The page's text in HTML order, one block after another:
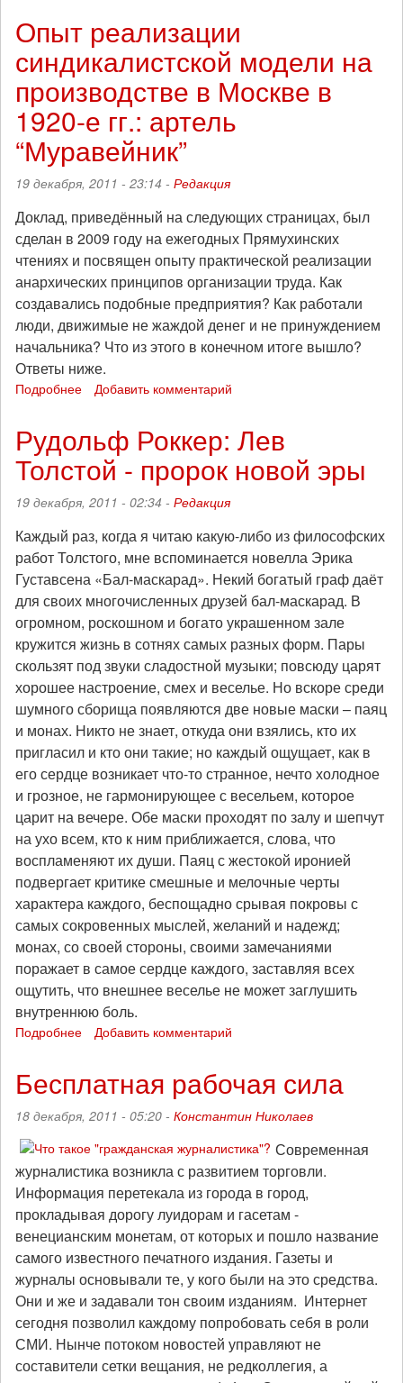
анархо-
движении:
1886
Опыт реализации
синдикалистской модели на
производстве в Москве в
1920-е гг.: артель
“Муравейник”
19 декабря, 2011 - 23:14 - Редакция
Доклад, приведённый на следующих страницах, был
сделан в 2009 году на ежегодных Прямухинских
чтениях и посвящен опыту практической реализации
анархических принципов организации труда. Как
создавались подобные предприятия? Как работали
люди, движимые не жаждой денег и не принуждением
начальника? Что из этого в конечном итоге вышло?
Ответы ниже.
Подробнее
синдикалистской
модели
на
производстве
в
Москве
в
1920-
е гг.:
артель
“Муравейник”
Добавить комментарий
Рудольф Роккер: Лев
Толстой - пророк новой эры
19 декабря, 2011 - 02:34 - Редакция
Каждый раз, когда я читаю какую-либо из философских
работ Толстого, мне вспоминается новелла Эрика
Густавсена «Бал-маскарад». Некий богатый граф даёт
для своих многочисленных друзей бал-маскарад. В
огромном, роскошном и богато украшенном зале
кружится жизнь в сотнях самых разных форм. Пары
скользят под звуки сладостной музыки; повсюду царят
хорошее настроение, смех и веселье. Но вскоре среди
шумного сборища появляются две новые маски – паяц
и монах. Никто не знает, откуда они взялись, кто их
пригласил и кто они такие; но каждый ощущает, как в
его сердце возникает что-то странное, нечто холодное
и грозное, не гармонирующее с весельем, которое
царит на вечере. Обе маски проходят по залу и шепчут
на ухо всем, кто к ним приближается, слова, что
воспламеняют их души. Паяц с жестокой иронией
подвергает критике смешные и мелочные черты
характера каждого, беспощадно срывая покровы с
самых сокровенных мыслей, желаний и надежд;
монах, со своей стороны, своими замечаниями
поражает в самое сердце каждого, заставляя всех
ощутить, что внешнее веселье не может заглушить
внутреннюю боль.
Подробнее
Лев
-
пророк
новой
эры
Добавить комментарий
Бесплатная рабочая сила
18 декабря, 2011 - 05:20 - Константин Николаев
Современная
журналистика возникла с развитием торговли.
Информация перетекала из города в город,
прокладывая дорогу луидорам и гасетам -
венецианским монетам, от которых и пошло название
самого известного печатного издания. Газеты и
журналы основывали те, у кого были на это средства.
Они и же и задавали тон своим изданиям. Интернет
сегодня позволил каждому попробовать себя в роли
СМИ. Нынче потоком новостей управляют не
составители сетки вещания, не редколлегия, а